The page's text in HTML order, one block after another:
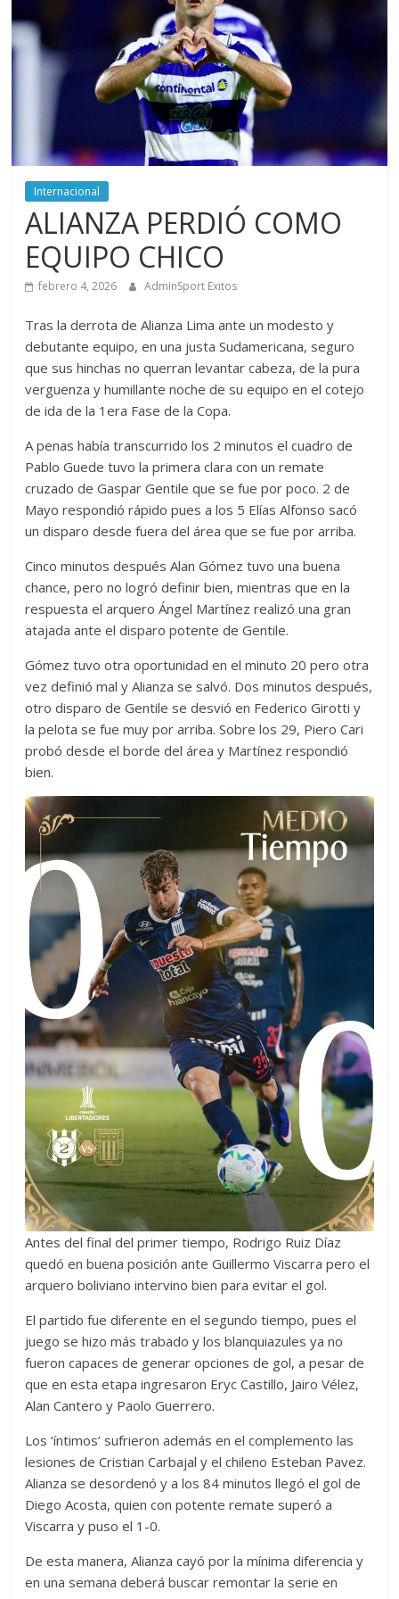
Internacional
ALIANZA PERDIÓ COMO
EQUIPO CHICO
febrero 4, 2026 AdminSport Exitos
Tras la derrota de Alianza Lima ante un modesto y
debutante equipo, en una justa Sudamericana, seguro
que sus hinchas no querran levantar cabeza, de la pura
verguenza y humillante noche de su equipo en el cotejo
de ida de la 1era Fase de la Copa.
A penas había transcurrido los 2 minutos el cuadro de
Pablo Guede tuvo la primera clara con un remate
cruzado de Gaspar Gentile que se fue por poco. 2 de
Mayo respondió rápido pues a los 5 Elías Alfonso sacó
un disparo desde fuera del área que se fue por arriba.
Cinco minutos después Alan Gómez tuvo una buena
chance, pero no logró definir bien, mientras que en la
respuesta el arquero Ángel Martínez realizó una gran
atajada ante el disparo potente de Gentile.
Gómez tuvo otra oportunidad en el minuto 20 pero otra
vez definió mal y Alianza se salvó. Dos minutos después,
otro disparo de Gentile se desvió en Federico Girotti y
la pelota se fue muy por arriba. Sobre los 29, Piero Cari
probó desde el borde del área y Martínez respondió
bien.
Antes del final del primer tiempo, Rodrigo Ruiz Díaz
quedó en buena posición ante Guillermo Viscarra pero el
arquero boliviano intervino bien para evitar el gol.
El partido fue diferente en el segundo tiempo, pues el
juego se hizo más trabado y los blanquiazules ya no
fueron capaces de generar opciones de gol, a pesar de
que en esta etapa ingresaron Eryc Castillo, Jairo Vélez,
Alan Cantero y Paolo Guerrero.
Los ‘íntimos’ sufrieron además en el complemento las
lesiones de Cristian Carbajal y el chileno Esteban Pavez.
Alianza se desordenó y a los 84 minutos llegó el gol de
Diego Acosta, quien con potente remate superó a
Viscarra y puso el 1-0.
De esta manera, Alianza cayó por la mínima diferencia y
en una semana deberá buscar remontar la serie en